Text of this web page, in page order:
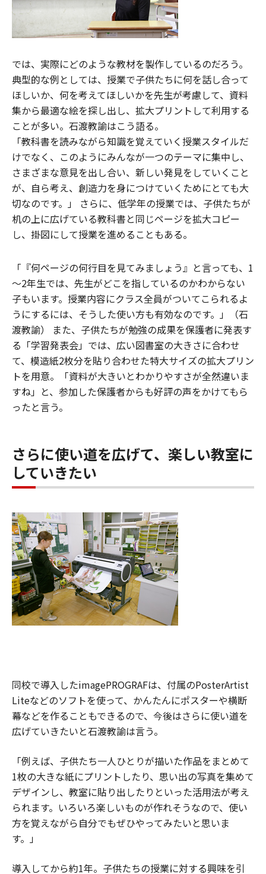
では、実際にどのような教材を製作しているのだろう。
典型的な例としては、授業で子供たちに何を話し合って
ほしいか、何を考えてほしいかを先生が考慮して、資料
集から最適な絵を探し出し、拡大プリントして利用する
ことが多い。石渡教諭はこう語る。
「教科書を読みながら知識を覚えていく授業スタイルだ
けでなく、このようにみんなが一つのテーマに集中し、
さまざまな意見を出し合い、新しい発見をしていくこと
が、自ら考え、創造力を身につけていくためにとても大
切なのです。」 さらに、低学年の授業では、子供たちが
机の上に広げている教科書と同じページを拡大コピー
し、掛図にして授業を進めることもある。
「『何ページの何行目を見てみましょう』と言っても、1
～2年生では、先生がどこを指しているのかわからない
子もいます。授業内容にクラス全員がついてこられるよ
うにするには、そうした使い方も有効なのです。」（石
渡教諭） また、子供たちが勉強の成果を保護者に発表す
る「学習発表会」では、広い図書室の大きさに合わせ
て、模造紙2枚分を貼り合わせた特大サイズの拡大プリン
トを用意。「資料が大きいとわかりやすさが全然違いま
すね」と、参加した保護者からも好評の声をかけてもら
ったと言う。
さらに使い道を広げて、楽しい教室に
していきたい
同校で導入したimagePROGRAFは、付属のPosterArtist
Liteなどのソフトを使って、かんたんにポスターや横断
幕などを作ることもできるので、今後はさらに使い道を
広げていきたいと石渡教諭は言う。
「例えば、子供たち一人ひとりが描いた作品をまとめて
1枚の大きな紙にプリントしたり、思い出の写真を集めて
デザインし、教室に貼り出したりといった活用法が考え
られます。いろいろ楽しいものが作れそうなので、使い
方を覚えながら自分でもぜひやってみたいと思いま
す。」
導入してから約1年。子供たちの授業に対する興味を引